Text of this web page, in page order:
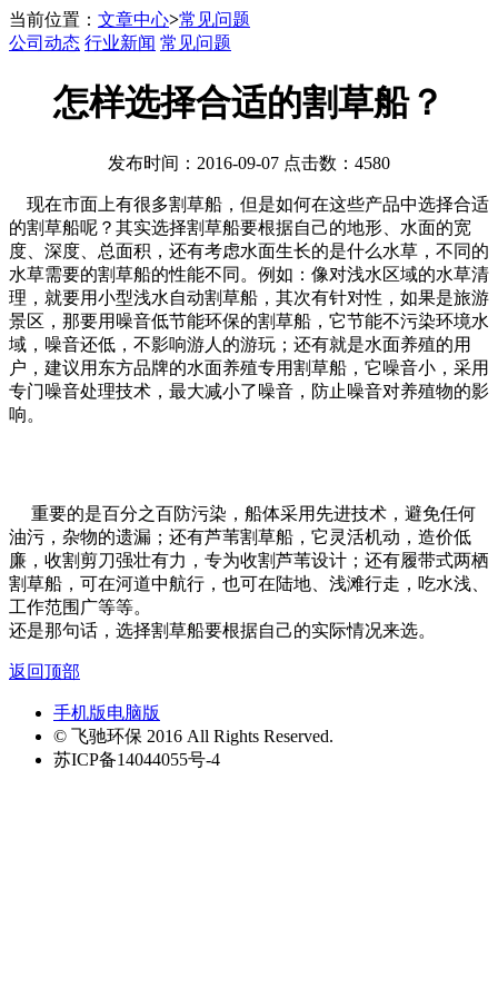
当前位置： 文章中心>常见问题
公司动态 行业新闻 常见问题
怎样选择合适的割草船？
发布时间：2016-09-07 点击数：4580
现在市面上有很多割草船，但是如何在这些产品中选择合适
的割草船呢？其实选择割草船要根据自己的地形、水面的宽
度、深度、总面积，还有考虑水面生长的是什么水草，不同的
水草需要的割草船的性能不同。例如：像对浅水区域的水草清
理，就要用小型浅水自动割草船，其次有针对性，如果是旅游
景区，那要用噪音低节能环保的割草船，它节能不污染环境水
域，噪音还低，不影响游人的游玩；还有就是水面养殖的用
户，建议用东方品牌的水面养殖专用割草船，它噪音小，采用
专门噪音处理技术，最大减小了噪音，防止噪音对养殖物的影
响。
重要的是百分之百防污染，船体采用先进技术，避免任何
油污，杂物的遗漏；还有芦苇割草船，它灵活机动，造价低
廉，收割剪刀强壮有力，专为收割芦苇设计；还有履带式两栖
割草船，可在河道中航行，也可在陆地、浅滩行走，吃水浅、
工作范围广等等。
还是那句话，选择割草船要根据自己的实际情况来选。
返回顶部
手机版电脑版
© 飞驰环保 2016 All Rights Reserved.
苏ICP备14044055号-4